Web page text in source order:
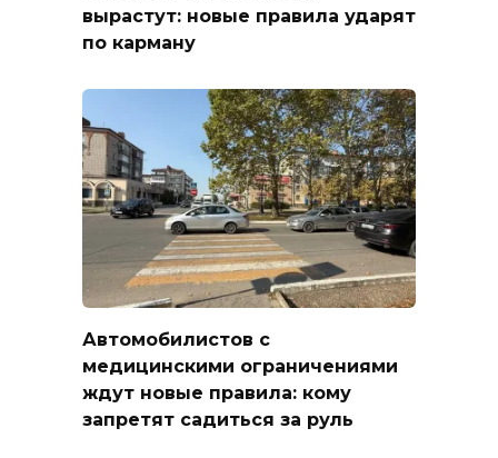
вырастут: новые правила ударят
по карману
Автомобилистов с
медицинскими ограничениями
ждут новые правила: кому
запретят садиться за руль